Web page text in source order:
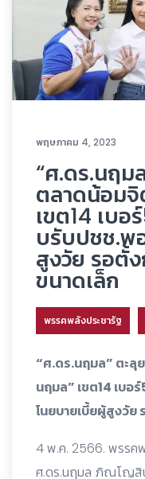
พฤษภาคม 4, 2023
“ศ.ดร.นฤม
ตลาดน้อมจิ
เขต14 เบอ
บรับปชช.พ
สูงวัย รอตั้
ขนาดเล็ก
พรรคพลังประชารัฐ
“ศ.ดร.นฤมล” ตะลุ
นฤมล” เขต14 เบอ
โนยบายเบี้ยผู้สูงวัย
4 พ.ค. 2566. พรรค
ศ.ดร.นฤมล ภิณโญสิ